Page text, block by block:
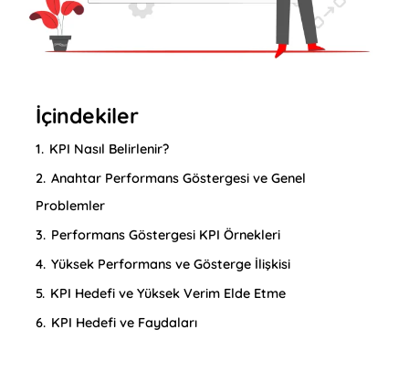
İçindekiler
1. KPI Nasıl Belirlenir?
2. Anahtar Performans Göstergesi ve Genel
Problemler
3. Performans Göstergesi KPI Örnekleri
4. Yüksek Performans ve Gösterge İlişkisi
5. KPI Hedefi ve Yüksek Verim Elde Etme
6. KPI Hedefi ve Faydaları